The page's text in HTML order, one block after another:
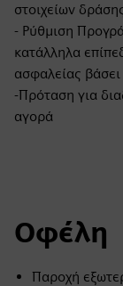
στοιχείων
- Ρύθμιση
κατάλληλα
ασφαλείας
-Πρόταση για
αγορά
Οφέλη
Παροχή